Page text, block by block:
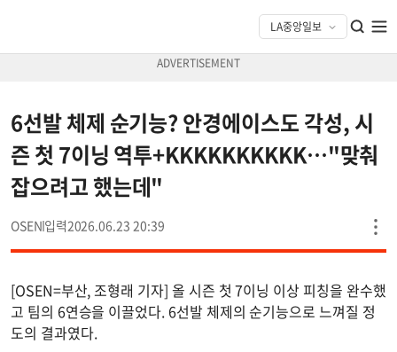
6선발 체제 순기능? 안경에이스도 각성, 시
즌 첫 7이닝 역투+KKKKKKKKKK…"맞춰
잡으려고 했는데"
OSEN 2026.06.23 20:39
[OSEN=부산, 조형래 기자] 올 시즌 첫 7이닝 이상 피칭을 완수했
고 팀의 6연승을 이끌었다. 6선발 체제의 순기능으로 느껴질 정
도의 결과였다.